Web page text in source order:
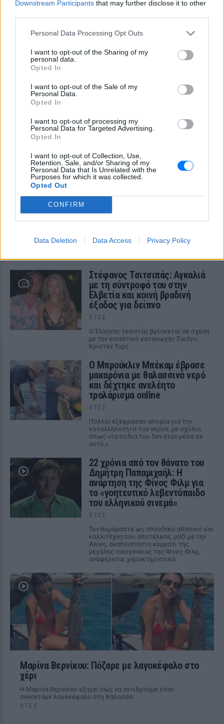
Downstream Participants that may further disclose it to other
Personal Data Processing Opt Outs
I want to opt-out of the Sharing of my
personal data.
Opted In
I want to opt-out of the Sale of my
Personal Data.
Opted In
I want to opt-out of processing my
Personal Data for Targeted Advertising.
Opted In
I want to opt-out of Collection, Use,
Retention, Sale, and/or Sharing of my
Personal Data that Is Unrelated with the
Purposes for which it was collected.
Opted Out
CONFIRM
Data Deletion Data Access Privacy Policy
ΟΦΗ
Διακοπές στη Μύκονο για τη
Βάλια Χατζηθεοδώρου ‑ οι
παραλία
μοιράστηκε στιγμές από τις
καλοκαιρινές της διακοπές στο νησί των
H Ιωάννα Σιαμπάνη ανέβασε φωτογραφίες με
τους γιους της – Η στιγμή του θηλασμού και οι
μέρες χωρίς πρόγραμμα
Η πρώην παίκτρια του «My Style Rocks» και ο Τζίμης
παιδί τους
Στέφανος Τσιτσιπάς: Αγκαλιά
με τη σύντροφό του στην
Ελβετία και κοινή βραδινή
έξοδος για δείπνο
ΧΤΕΣ
Ο Έλληνας τενίστας βρίσκεται σε σχέση
με την εικαστικό καταγωγής Σικάγο,
Κρίστεν Τομς
Ο Μπρούκλιν Μπέκαμ έβρασε
μακαρόνια με θαλασσινό νερό
και δέχτηκε ανελέητο
τρολάρισμα online
ΧΤΕΣ
Πολλοί εξέφρασαν απορία για την
καταλληλότητα του νερού, με σχόλια
όπως «τα πόδια του δεν ήταν μέσα σε
αυτό;»
22 χρόνια από τον θάνατο του
Δημήτρη Παπαμιχαήλ: Η
ανάρτηση της Φίνος Φιλμ για
το «γοητευτικό λεβεντόπαιδο
του ελληνικού σινεμά»
ΧΤΕΣ
Τον θυμόμαστε ως σπουδαίο ηθοποιό και
καλλιτέχνη που αποτέλεσε, μαζί με την
Αλίκη, αναπόσπαστο κομμάτι της
μεγάλης οικογένειας της Φίνος Φιλμ,
αναφέρεται χαρακτηριστικά
Μαρίνα Βερνίκου: Πόζαρε με λαγοκέφαλο στο
χέρι
Η Μαρίνα Βερνίκου εξηγεί πώς να αντιδρούμε όταν
συναντάμε λαγοκέφαλο στη θάλασσα
ΧΤΕΣ